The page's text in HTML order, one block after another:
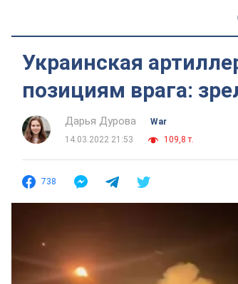
Украинская
позициям врага:
Дарья Дурова
War
14.03.2022 21:53
109,8 т.
738